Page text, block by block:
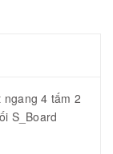
ngang 4 tấm 2
S_Board